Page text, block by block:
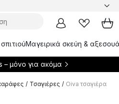
Μαγειρικά σκεύη &
– μόνο για ακόμα
/ Τσαγιέρες / Oiva τσαγιέρα